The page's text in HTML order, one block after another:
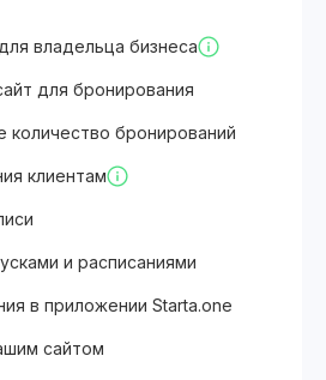
владельца бизнеса
для бронирования
количество бронирований
клиентам
и расписаниями
в приложении Starta.one
сайтом